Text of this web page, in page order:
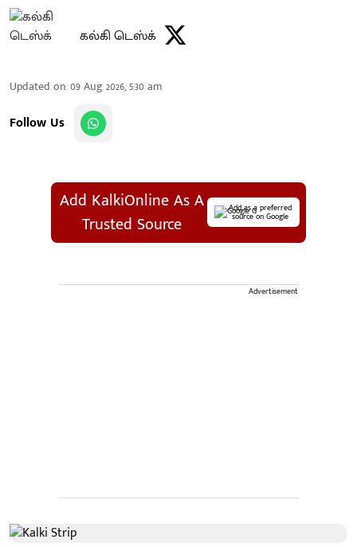
கல்கி டெஸ்க்
Updated on:09 Aug 2026, 5:30 am
Follow Us
Add KalkiOnline As A
Trusted Source
Add as a preferred
source on Google
Advertisement